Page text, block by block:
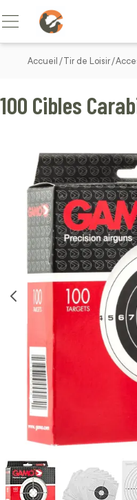
Allez au contenu
Basculer la navigation
Accueil Tir de Loisir
100 Cibles